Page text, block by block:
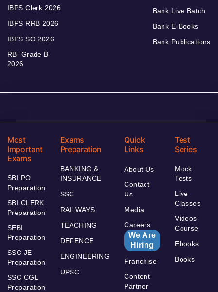
IBPS Clerk 2026
IBPS RRB 2026
IBPS SO 2026
RBI Grade B
2026
Bank Live Batch
Bank E-Books
Bank Publications
Most
Important
Exams
SBI PO
Preparation
SBI CLERK
Preparation
SEBI
Preparation
SSC JE
Preparation
SSC CGL
Preparation
Exams
Preparation
BANKING &
INSURANCE
SSC
RAILWAYS
TEACHING
DEFENCE
ENGINEERING
UPSC
Quick
Links
About Us
Contact
Us
Media
Careers
We Are
Hiring
Franchise
Content
Partner
Test
Series
Mock
Tests
Live
Classes
Videos
Course
Ebooks
Books